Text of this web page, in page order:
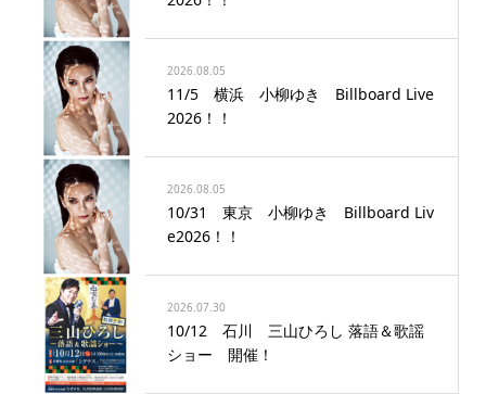
2026.08.05
11/5 横浜 小柳ゆき Billboard Live
2026！！
2026.08.05
10/31 東京 小柳ゆき Billboard Liv
e2026！！
2026.07.30
10/12 石川 三山ひろし 落語＆歌謡
ショー 開催！